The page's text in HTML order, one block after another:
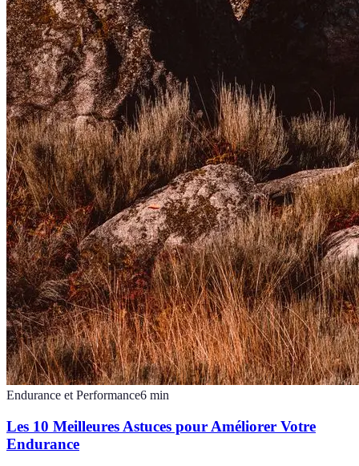
Endurance et Performance6 min
Les 10 Meilleures Astuces pour Améliorer Votre
Endurance